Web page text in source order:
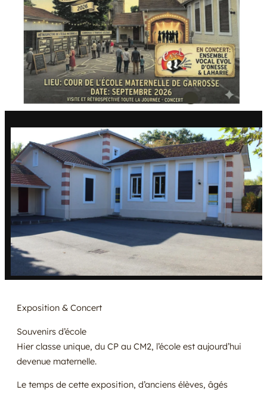
Exposition & Concert
Souvenirs d’école
Hier classe unique, du CP au CM2, l’école est aujourd’hui
devenue maternelle.
Le temps de cette exposition, d’anciens élèves, âgés